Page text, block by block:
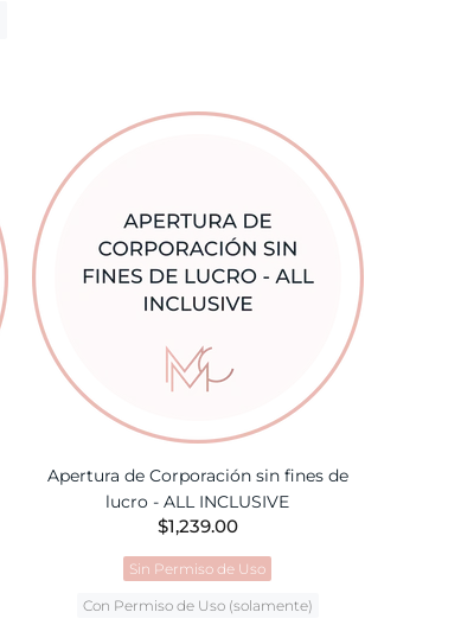
Apertura de Corporación sin fines de
lucro - ALL INCLUSIVE
$1,239.00
Sin Permiso de Uso
Con Permiso de Uso (solamente)